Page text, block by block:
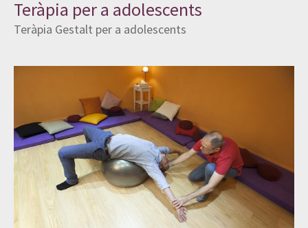
Teràpia per a adolescents
Teràpia Gestalt per a adolescents